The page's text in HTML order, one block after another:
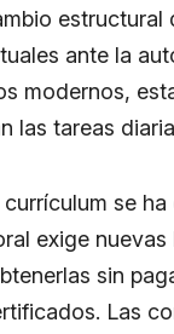
estructural
ante la
modernos,
las tareas
se
exige
sin
Las